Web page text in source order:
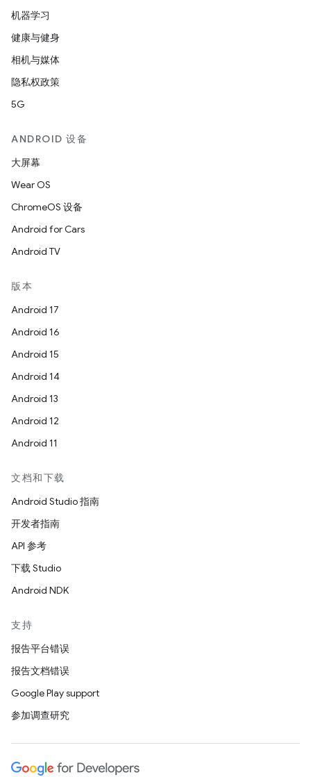
机器学习
健康与健身
相机与媒体
隐私权政策
5G
ANDROID 设备
大屏幕
Wear OS
ChromeOS 设备
Android for Cars
Android TV
版本
Android 17
Android 16
Android 15
Android 14
Android 13
Android 12
Android 11
文档和下载
Android Studio 指南
开发者指南
API 参考
下载 Studio
Android NDK
支持
报告平台错误
报告文档错误
Google Play support
参加调查研究